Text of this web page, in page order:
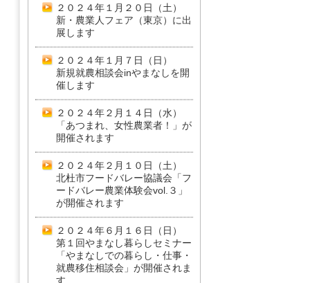
２０２４年１月２０日（土）
新・農業人フェア（東京）に出
展します
２０２４年１月７日（日）
新規就農相談会inやまなしを開
催します
２０２４年２月１４日（水）
「あつまれ、女性農業者！」が
開催されます
２０２４年２月１０日（土）
北杜市フードバレー協議会「フ
ードバレー農業体験会vol.３」
が開催されます
２０２４年６月１６日（日）
第１回やまなし暮らしセミナー
「やまなしでの暮らし・仕事・
就農移住相談会」が開催されま
す